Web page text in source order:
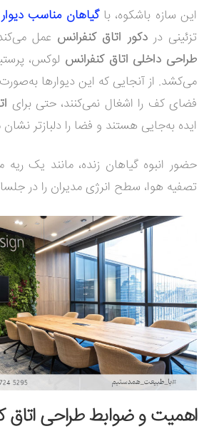
این سازه باشکوه، باگیاهان مناسب
تزئینی دردکور اتاق کنفرانس عمل
طراحی داخلی اتاق کنفرانس لوکس،
می‌کشد. از آنجایی که این دیوارها
فضای کف را اشغال نمی‌کنند، حتی برای
ایده به‌جایی هستند و فضا را دلبازتر
حضور انبوه گیاهان زنده، مانند یک
تصفیه هوا، سطح انرژی مدیران را در
اهمیت و ضوابط طراحی اتاق